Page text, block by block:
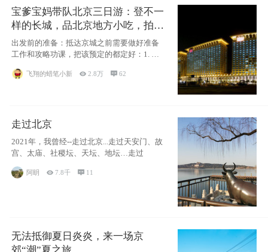
宝爹宝妈带队北京三日游：登不一
样的长城，品北京地方小吃，拍盘
古七星夜景！
出发前的准备：抵达京城之前需要做好准备
工作和攻略功课，把该预定的都定好：1. 酒
飞翔的蜡笔小新 2.8万 62
走过北京
2021年，我曾经--走过北京...走过天安门、故
宫、太庙、社稷坛、天坛、地坛…走过
阿眀 7.8千  11
无法抵御夏日炎炎，来一场京